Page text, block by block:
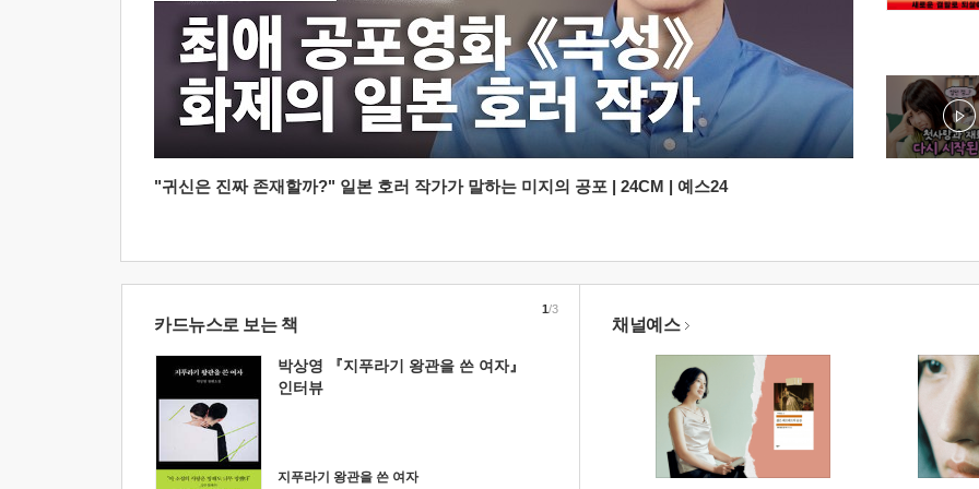
"귀신은 진짜 존재할까?" 일본 호러 작가가 말하는 미지의 공포 | 24CM | 예스24
카드뉴스로 보는 책
박상영 『지푸라기 왕관을 쓴 여자』
인터뷰
지푸라기 왕관을 쓴 여자
1/3
채널예스